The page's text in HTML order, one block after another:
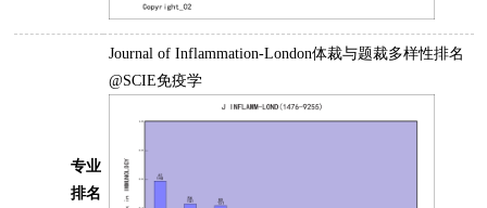
专业
排名
Journal of Inflammation-London体裁与题裁多样性排名
@SCIE免疫学